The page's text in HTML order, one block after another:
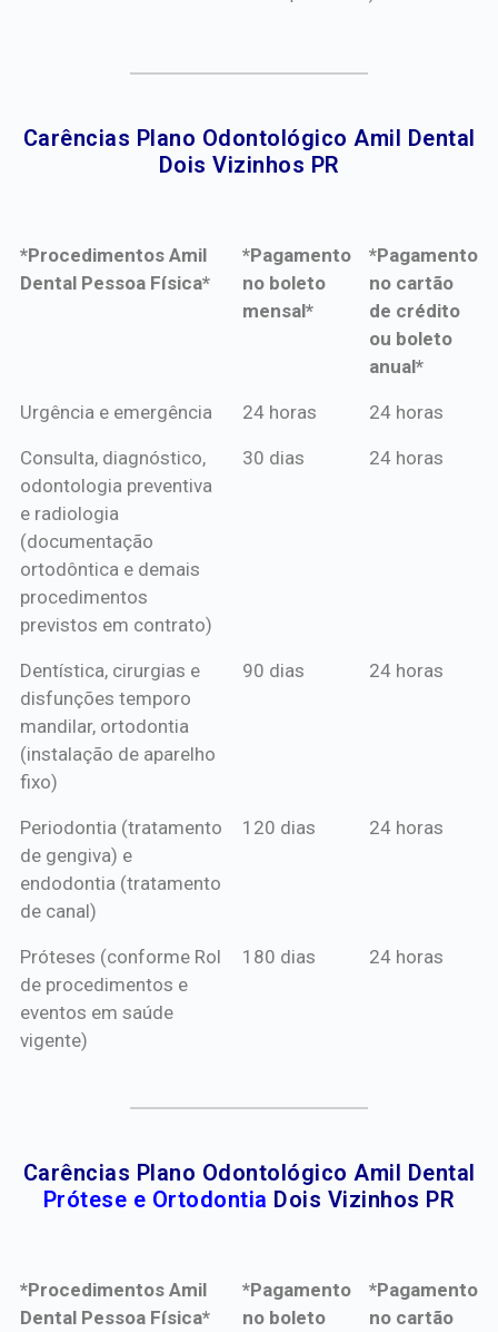
Carências Plano Odontológico Amil Dental
Dois Vizinhos PR​
*Procedimentos Amil
Dental Pessoa Física*
*Pagamento
no boleto
mensal*
*Pagamento
no cartão
de crédito
ou boleto
anual*
*Procedimentos Amil
*Pagamento
mensal*
*Pagamento
de crédito
Urgência e emergência 24 horas 24 horas
Consulta, diagnóstico,
odontologia preventiva
e radiologia
(documentação
ortodôntica e demais
procedimentos
previstos em contrato)
30 dias 24 horas
Dentística, cirurgias e
disfunções temporo
mandilar, ortodontia
(instalação de aparelho
fixo)
90 dias 24 horas
Periodontia (tratamento
de gengiva) e
endodontia (tratamento
de canal)
120 dias 24 horas
Próteses (conforme Rol
de procedimentos e
eventos em saúde
vigente)
180 dias 24 horas
Carências Plano Odontológico Amil Dental
Prótese e Ortodontia Dois Vizinhos PR
*Procedimentos Amil
Dental Pessoa Física*
*Pagamento
no boleto
*Pagamento
no cartão